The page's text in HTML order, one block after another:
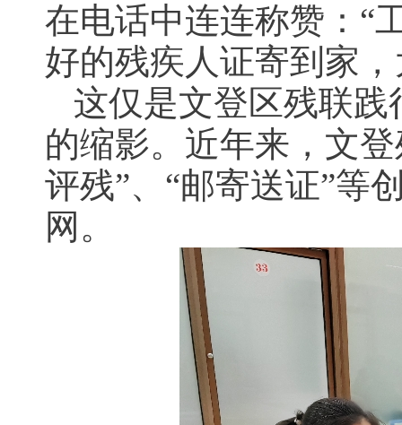
在电话中连连称赞：“
好的残疾人证寄到家
这仅是文登区残联践
的缩影。近年来，文
评残”、“邮寄送证”等
网。